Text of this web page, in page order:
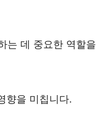
는 데 중요한 역할을
향을 미칩니다.